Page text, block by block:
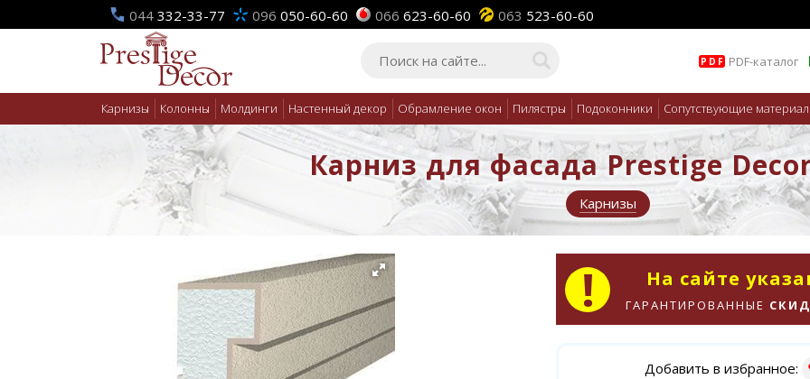
044 332-33-77 096 050-60-60 066 623-60-60 063 523-60-60
PDF PDF-каталог
Карнизы Колонны Молдинги Настенный декор Обрамление окон Пилястры Подоконники Сопутствующие
Карниз для фасада Prestige
Карнизы
На сайте
ГАРАНТИРОВАННЫЕ
Добавить в избранное: